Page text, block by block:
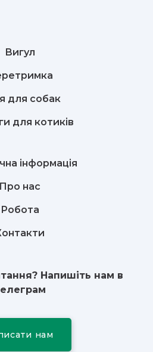
Вигул
для собак
для котиків
інформація
Про нас
Робота
Напишіть нам в
нам